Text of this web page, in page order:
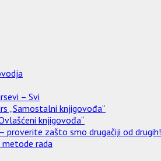
– Svi
„Samostalni knjigovođa“
knjigovođa“
proverite zašto smo drugačiji od drugih!
rada